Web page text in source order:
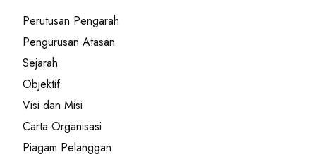
Perutusan Pengarah
Pengurusan Atasan
Sejarah
Objektif
Visi dan Misi
Carta Organisasi
Piagam Pelanggan